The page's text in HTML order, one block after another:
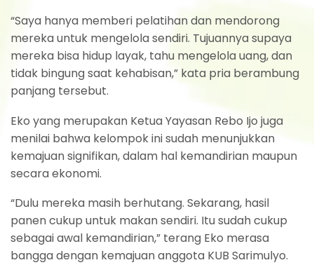
“Saya hanya memberi pelatihan dan mendorong
mereka untuk mengelola sendiri. Tujuannya supaya
mereka bisa hidup layak, tahu mengelola uang, dan
tidak bingung saat kehabisan,” kata pria berambung
panjang tersebut.
Eko yang merupakan Ketua Yayasan Rebo Ijo juga
menilai bahwa kelompok ini sudah menunjukkan
kemajuan signifikan, dalam hal kemandirian maupun
secara ekonomi.
“Dulu mereka masih berhutang. Sekarang, hasil
panen cukup untuk makan sendiri. Itu sudah cukup
sebagai awal kemandirian,” terang Eko merasa
bangga dengan kemajuan anggota KUB Sarimulyo.